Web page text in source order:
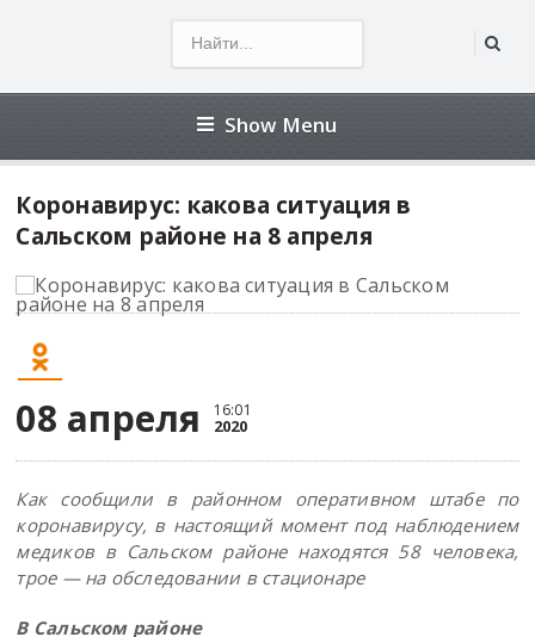
Show Menu
Коронавирус: какова ситуация в
Сальском районе на 8 апреля
08 апреля 16:01
2020
Как сообщили в районном оперативном штабе по
коронавирусу, в настоящий момент под наблюдением
медиков в Сальском районе находятся 58 человека,
трое — на обследовании в стационаре
В Сальском районе